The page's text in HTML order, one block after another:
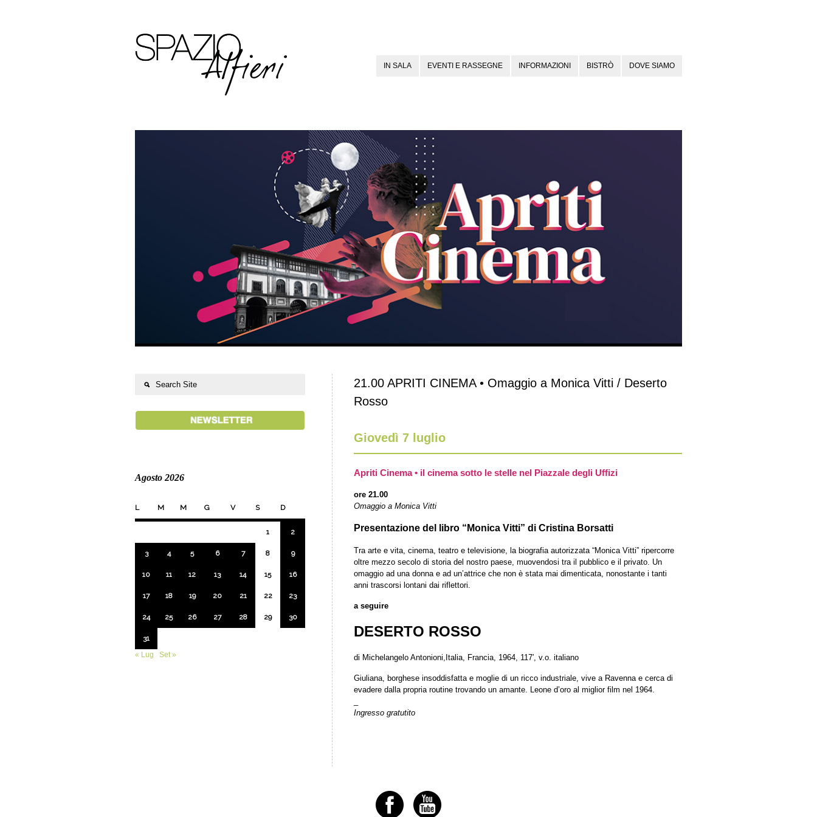
IN SALA EVENTI E RASSEGNE INFORMAZIONI BISTRÒ DOVE SIAMO
21.00 APRITI CINEMA • Omaggio a Monica Vitti / Deserto
Rosso
Giovedì 7 luglio
Apriti Cinema • il cinema sotto le stelle nel Piazzale degli Uffizi
ore 21.00
Omaggio a Monica Vitti
Presentazione del libro “Monica Vitti” di Cristina Borsatti
Tra arte e vita, cinema, teatro e televisione, la biografia autorizzata “Monica Vitti” ripercorre
oltre mezzo secolo di storia del nostro paese, muovendosi tra il pubblico e il privato. Un
omaggio ad una donna e ad un’attrice che non è stata mai dimenticata, nonostante i tanti
anni trascorsi lontani dai riflettori.
a seguire
DESERTO ROSSO
di Michelangelo Antonioni,Italia, Francia, 1964, 117′, v.o. italiano
Giuliana, borghese insoddisfatta e moglie di un ricco industriale, vive a Ravenna e cerca di
evadere dalla propria routine trovando un amante. Leone d’oro al miglior film nel 1964.
Ingresso gratutito
Agosto 2026
L M M G V S D
1 2
3 4 5 6 7 8 9
10 11 12 13 14 15 16
17 18 19 20 21 22 23
24 25 26 27 28 29 30
31
« Lug
Set »